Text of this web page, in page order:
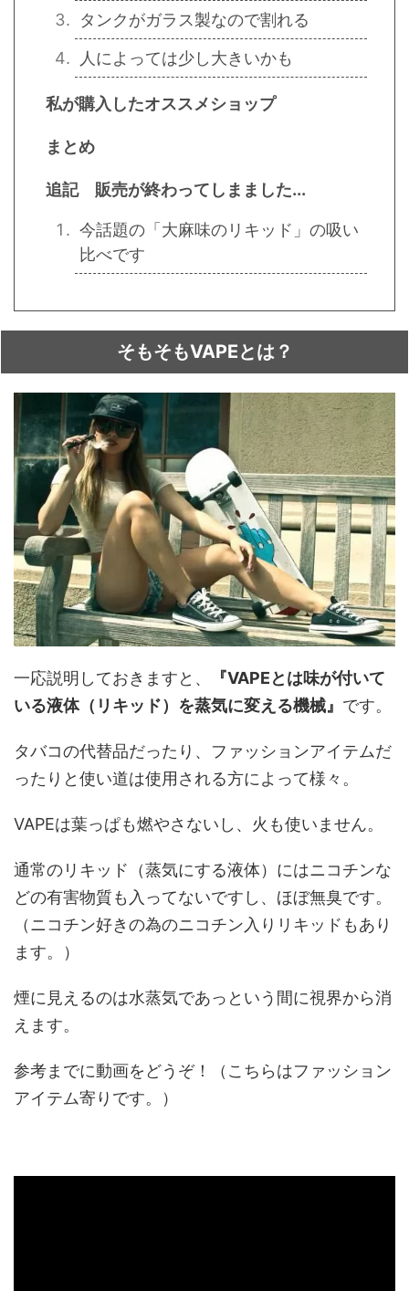
タンクがガラス製なので割れる
人によっては少し大きいかも
私が購入したオススメショップ
まとめ
追記 販売が終わってしまました...
今話題の「大麻味のリキッド」の吸い
比べです
そもそもVAPEとは？
一応説明しておきますと、
『VAPEとは味が付いて
いる液体（リキッド）を蒸気に変える機械』 です。
タバコの代替品だったり、ファッションアイテムだ
ったりと使い道は使用される方によって様々。
VAPEは葉っぱも燃やさないし、火も使いません。
通常のリキッド（蒸気にする液体）にはニコチンな
どの有害物質も入ってないですし、ほぼ無臭です。
（ニコチン好きの為のニコチン入りリキッドもあり
ます。）
煙に見えるのは水蒸気であっという間に視界から消
えます。
参考までに動画をどうぞ！（こちらはファッション
アイテム寄りです。）